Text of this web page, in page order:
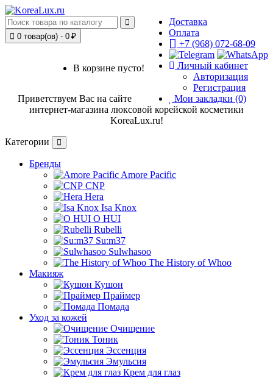
Доставка
Оплата
+7 (968) 072-68-09
Личный кабинет
Авторизация
Регистрация
Мои закладки (0)
0 товар(ов) - 0 ₽
В корзине пусто!
Приветствуем Вас на сайте
интернет-магазина люксовой корейской косметики
KoreaLux.ru!
Категории
Бренды
Amore Pacific
CNP
Hera
Isa Knox
O HUI
Rubelli
Su:m37
Sulwhasoo
The History of Whoo
Макияж
Кушон
Праймер
Помада
Уход за кожей
Очищение
Тоник
Эссенция
Эмульсия
Крем для глаз